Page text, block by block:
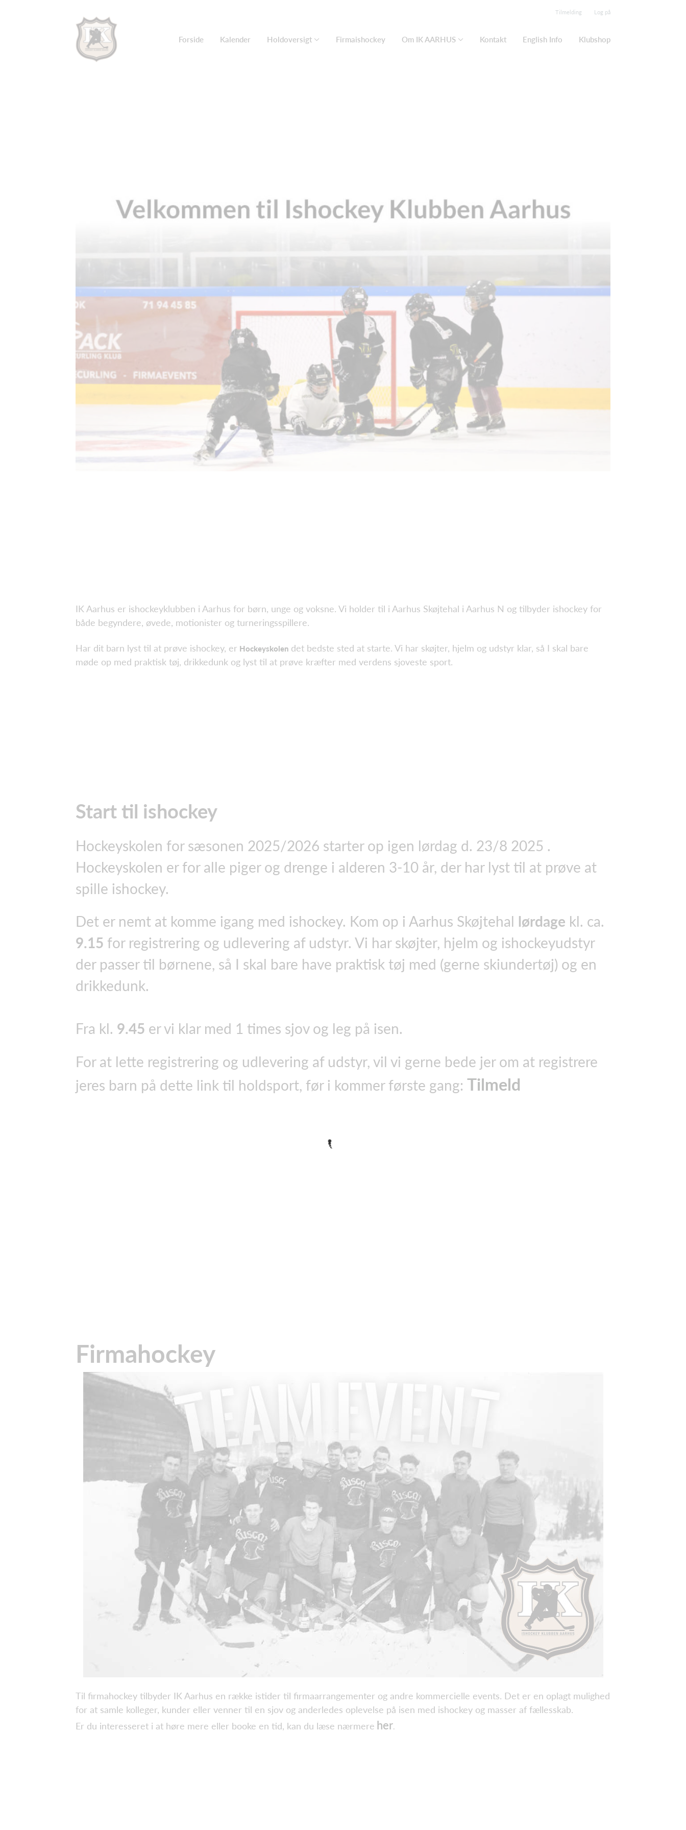
Tilmelding Log på
Forside Kalender Holdoversigt Firmaishockey Om IK AARHUS Kontakt English Info Klubshop
IK Aarhus er ishockeyklubben i Aarhus for børn, unge og voksne. Vi holder til i Aarhus Skøjtehal i Aarhus N og tilbyder ishockey for
både begyndere, øvede, motionister og turneringsspillere.
Har dit barn lyst til at prøve ishockey, er Hockeyskolen det bedste sted at starte. Vi har skøjter, hjelm og udstyr klar, så I skal bare
møde op med praktisk tøj, drikkedunk og lyst til at prøve kræfter med verdens sjoveste sport.
Start til ishockey
Hockeyskolen for sæsonen 2025/2026 starter op igen lørdag d. 23/8 2025 .
Hockeyskolen er for alle piger og drenge i alderen 3-10 år, der har lyst til at prøve at
spille ishockey.
Det er nemt at komme igang med ishockey. Kom op i Aarhus Skøjtehal lørdage kl. ca.
9.15 for registrering og udlevering af udstyr. Vi har skøjter, hjelm og ishockeyudstyr
der passer til børnene, så I skal bare have praktisk tøj med (gerne skiundertøj) og en
drikkedunk.
Fra kl. 9.45 er vi klar med 1 times sjov og leg på isen.
For at lette registrering og udlevering af udstyr, vil vi gerne bede jer om at registrere
jeres barn på dette link til holdsport, før i kommer første gang: Tilmeld
Firmahockey
Til firmahockey tilbyder IK Aarhus en række istider til firmaarrangementer og andre kommercielle events. Det er en oplagt mulighed
for at samle kolleger, kunder eller venner til en sjov og anderledes oplevelse på isen med ishockey og masser af fællesskab.
Er du interesseret i at høre mere eller booke en tid, kan du læse nærmere her.